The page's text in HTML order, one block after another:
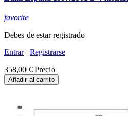
favorite
Debes de estar registrado
Entrar| Registrarse
358,00 € Precio
Añadir al carrito